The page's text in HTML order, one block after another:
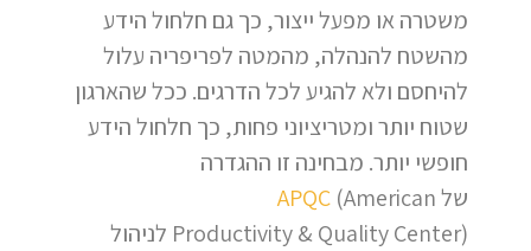
משטרה או מפעל ייצור, כך גם חלחול הידע
מהשטח להנהלה, מהמטה לפריפריה עלול
להיחסם ולא להגיע לכל הדרגים. ככל שהארגון
שטוח יותר ומטריציוני פחות, כך חלחול הידע
חופשי יותר. מבחינה זו ההגדרה
של
APQC (American
Productivity & Quality Center) לניהול